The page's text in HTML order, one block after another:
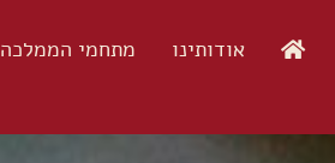
אודותינו מתחמי הממלכה